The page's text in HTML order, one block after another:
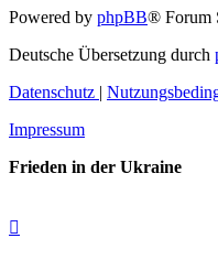
Powered by phpBB® Forum
Deutsche Übersetzung durch
Datenschutz |
Impressum
Frieden in der Ukraine